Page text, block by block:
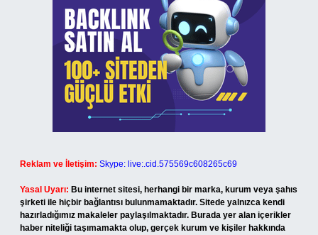
Reklam ve İletişim: Skype: live:.cid.575569c608265c69
Yasal Uyarı: Bu internet sitesi, herhangi bir marka, kurum veya şahıs
şirketi ile hiçbir bağlantısı bulunmamaktadır. Sitede yalnızca kendi
hazırladığımız makaleler paylaşılmaktadır. Burada yer alan içerikler
haber niteliği taşımamakta olup, gerçek kurum ve kişiler hakkında